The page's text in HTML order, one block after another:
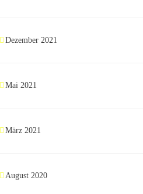
Dezember 2021
Mai 2021
März 2021
August 2020